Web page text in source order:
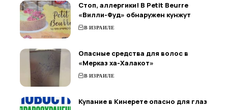
Стоп, аллергики! В Petit Beurre
«Вилли-Фуд» обнаружен кунжут
В ИЗРАИЛЕ
Опасные средства для волос в
«Мерказ ха-Халакот»
В ИЗРАИЛЕ
Купание в Кинерете опасно для глаз